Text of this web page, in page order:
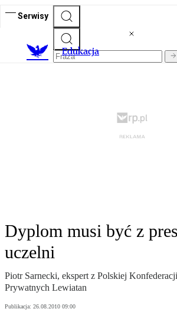
Serwisy
Edukacja
Dyplom musi być z
uczelni
Piotr Sarnecki, ekspert z Polskiej
Prywatnych Lewiatan
Publikacja: 26.08.2010 09:00